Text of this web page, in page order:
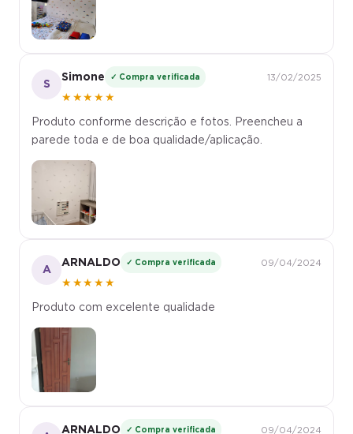
S
Simone ✓ Compra verificada
★★★★★
13/02/2025
Produto conforme descrição e fotos. Preencheu a
parede toda e de boa qualidade/aplicação.
A
ARNALDO ✓ Compra verificada
★★★★★
09/04/2024
Produto com excelente qualidade
ARNALDO ✓ Compra verificada 09/04/2024